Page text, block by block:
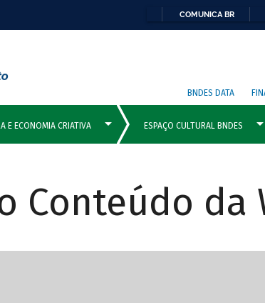
COMUNICA BR
BNDES DATA
Conteúdo da